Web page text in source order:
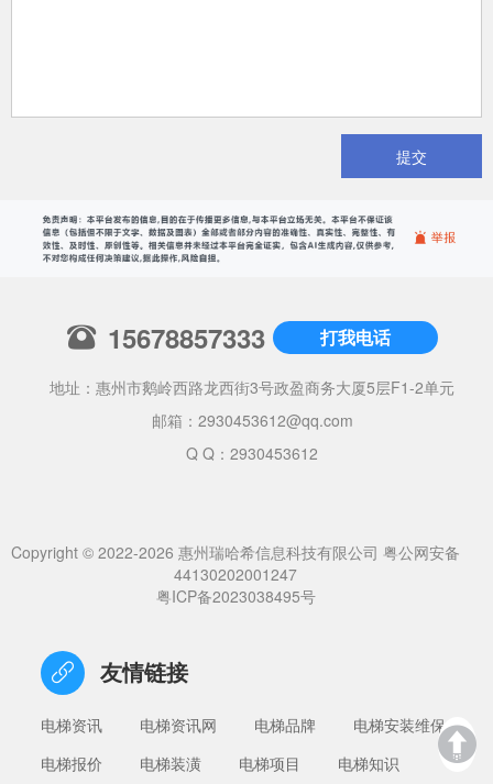
提交
15678857333 打我电话
地址：惠州市鹅岭西路龙西街3号政盈商务大厦5层F1-2单元
邮箱： 2930453612@qq.com
Q Q：2930453612
Copyright © 2022-2026 惠州瑞哈希信息科技有限公司 粤公网安备
44130202001247
粤ICP备2023038495号
友情链接
电梯资讯 电梯资讯网 电梯品牌
电梯安装维保
电梯报价
电梯装潢 电梯项目 电梯知识